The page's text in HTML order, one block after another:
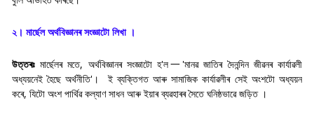
২। মাৰ্ছেল অর্থবিজ্ঞানৰ সংজ্ঞাটো লিখা ।
উত্তৰঃমাৰ্ছেলৰ মতে, অর্থবিজ্ঞানৰ সংজ্ঞাটো হ'ল一'মানৱ জাতিৰ দৈনন্দিন জীৱনৰ কাৰ্যাৱলী
অধ্যয়নেই হৈছে অৰ্থনীতি'। ই ব্যক্তিগত আৰু সামাজিক কার্যাৱলীৰ সেই অংশটো অধ্যয়ন
কৰে, যিটো অংশ পাৰ্থিৱ কল্যাণ সাধন আৰু ইয়াৰ ব্যৱহাৰৰ সৈতে ঘনিষ্ঠভাৱে জড়িত ।